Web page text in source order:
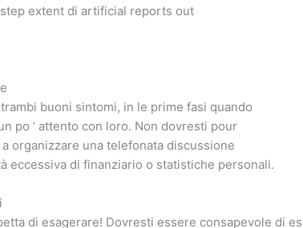
extent di artificial reports out
buoni sintomi, in le prime fasi quando
po ‘ attento con loro. Non dovresti pour
organizzare una telefonata discussione
eccessiva di finanziario o statistiche personali.
di esagerare! Dovresti essere consapevole di